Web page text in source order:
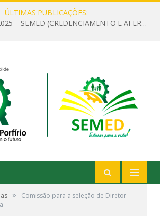
ÚLTIMAS PUBLICAÇÕES:
EDITAL Nº 001/2025 – SEMED (CREDENCIAMENTO E AFERIÇÃO DE CRITÉRIOS TÉCNICOS DE MÉRITO E DESEMPENHO PARA PROVIMENTO DO CARGO OU FUNÇÃO DE GESTOR ESCOLAR DAS UNIDADES DE ENSINO DA REDE MUNICIPAL DE SENADOR JO)
»
Comissão para a seleção de Diretor